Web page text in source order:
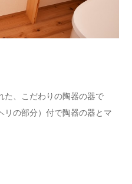
た、こだわりの陶器の器で
リの部分）付で陶器の器とマ